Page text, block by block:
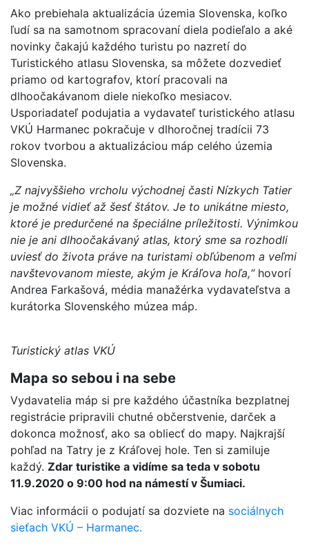
Ako prebiehala aktualizácia územia Slovenska, koľko
ľudí sa na samotnom spracovaní diela podieľalo a aké
novinky čakajú každého turistu po nazretí do
Turistického atlasu Slovenska, sa môžete dozvedieť
priamo od kartografov, ktorí pracovali na
dlhoočakávanom diele niekoľko mesiacov.
Usporiadateľ podujatia a vydavateľ turistického atlasu
VKÚ Harmanec pokračuje v dlhoročnej tradícii 73
rokov tvorbou a aktualizáciou máp celého územia
Slovenska.
„Z najvyššieho vrcholu východnej časti Nízkych Tatier
je možné vidieť až šesť štátov. Je to unikátne miesto,
ktoré je predurčené na špeciálne príležitosti. Výnimkou
nie je ani dlhoočakávaný atlas, ktorý sme sa rozhodli
uviesť do života práve na turistami obľúbenom a veľmi
navštevovanom mieste, akým je Kráľova hoľa,“ hovorí
Andrea Farkašová, média manažérka vydavateľstva a
kurátorka Slovenského múzea máp.
Turistický atlas VKÚ
Mapa so sebou i na sebe
Vydavatelia máp si pre každého účastníka bezplatnej
registrácie pripravili chutné občerstvenie, darček a
dokonca možnosť, ako sa obliecť do mapy. Najkrajší
pohľad na Tatry je z Kráľovej hole. Ten si zamiluje
každý. Zdar turistike a vidíme sa teda v sobotu
11.9.2020 o 9:00 hod na námestí v Šumiaci.
Viac informácii o podujatí sa dozviete na sociálnych
sieťach VKÚ – Harmanec.